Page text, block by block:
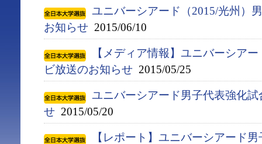
ユニバーシアード（2015/光州）
お知らせ 2015/06/10
【メディア情報】ユニバーシア
ビ放送のお知らせ 2015/05/25
ユニバーシアード男子代表強化
せ 2015/05/20
【レポート】ユニバーシアード